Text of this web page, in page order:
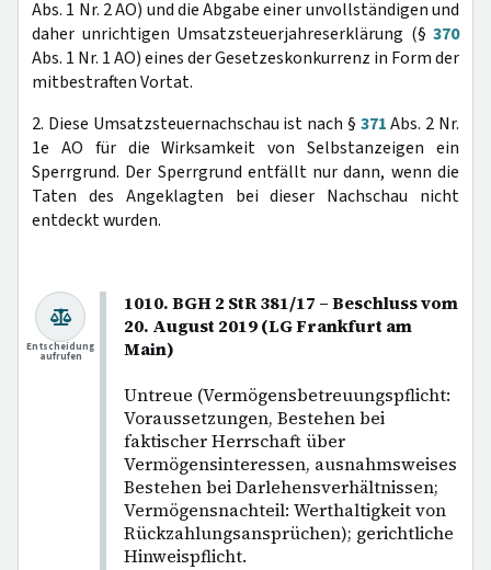
Abs. 1 Nr. 2 AO) und die Abgabe einer unvollständigen und
daher unrichtigen Umsatzsteuerjahreserklärung (§ 370
Abs. 1 Nr. 1 AO) eines der Gesetzeskonkurrenz in Form der
mitbestraften Vortat.
2. Diese Umsatzsteuernachschau ist nach § 371Abs. 2 Nr.
1e AO für die Wirksamkeit von Selbstanzeigen ein
Sperrgrund. Der Sperrgrund entfällt nur dann, wenn die
Taten des Angeklagten bei dieser Nachschau nicht
entdeckt wurden.
1010. BGH 2 StR 381/17 – Beschluss vom
20. August 2019 (LG Frankfurt am
Main)
Untreue (Vermögensbetreuungspflicht:
Voraussetzungen, Bestehen bei
faktischer Herrschaft über
Vermögensinteressen, ausnahmsweises
Bestehen bei Darlehensverhältnissen;
Vermögensnachteil: Werthaltigkeit von
Rückzahlungsansprüchen); gerichtliche
Hinweispflicht.
Entscheidung
aufrufen